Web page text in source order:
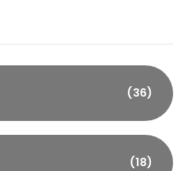
(36)
(18)